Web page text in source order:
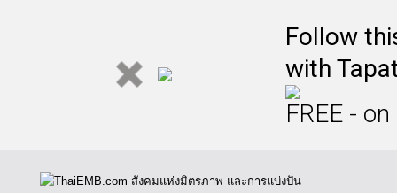
Follow
with
FREE -